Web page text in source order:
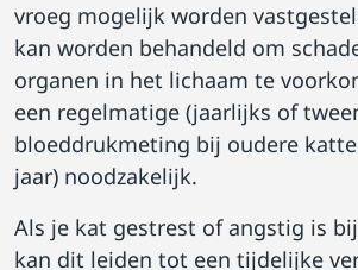
vroeg mogelijk worden
kan worden behandeld om
organen in het lichaam te
een regelmatige (jaarlijks of
bloeddrukmeting bij oudere
jaar) noodzakelijk.
Als je kat gestrest of angstig is
kan dit leiden tot een tijdelijke